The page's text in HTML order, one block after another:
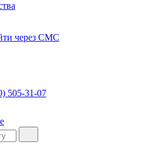
через СМС
505-31-07